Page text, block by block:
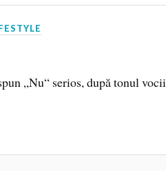
„Nu“ serios, după tonul vocii